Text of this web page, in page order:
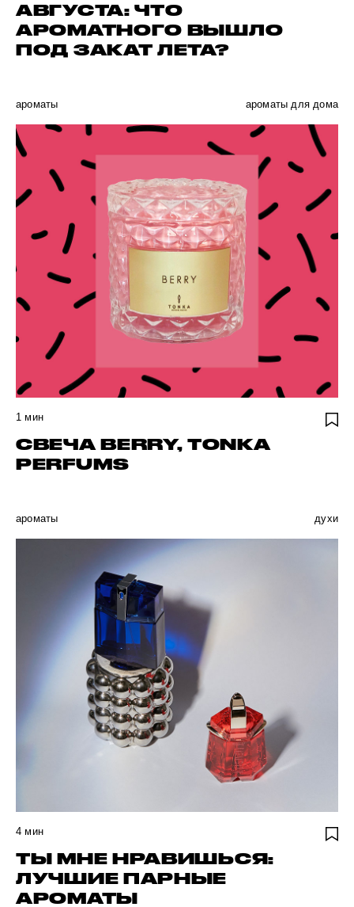
АВГУСТА: ЧТО
АРОМАТНОГО ВЫШЛО
ПОД ЗАКАТ ЛЕТА?
ароматы ароматы для дома
1 мин
СВЕЧА BERRY, TONKA
PERFUMS
ароматы духи
4 мин
ТЫ МНЕ НРАВИШЬСЯ:
ЛУЧШИЕ ПАРНЫЕ
АРОМАТЫ